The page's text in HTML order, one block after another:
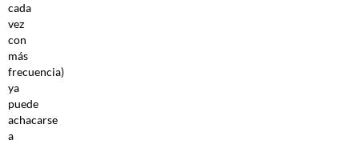
cada
vez
con
más
frecuencia)
ya
puede
achacarse
a